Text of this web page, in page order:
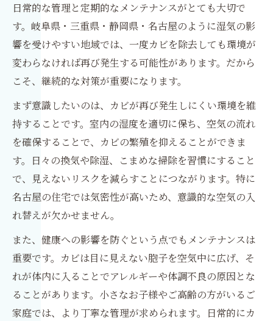
日常的な管理と定期的なメンテナンスがとても大切で
す。岐阜県・三重県・静岡県・名古屋のように湿気の影
響を受けやすい地域では、一度カビを除去しても環境が
変わらなければ再び発生する可能性があります。だから
こそ、継続的な対策が重要になります。
まず意識したいのは、カビが再び発生しにくい環境を維
持することです。室内の湿度を適切に保ち、空気の流れ
を確保することで、カビの繁殖を抑えることができま
す。日々の換気や除湿、こまめな掃除を習慣にすること
で、見えないリスクを減らすことにつながります。特に
名古屋の住宅では気密性が高いため、意識的な空気の入
れ替えが欠かせません。
また、健康への影響を防ぐという点でもメンテナンスは
重要です。カビは目に見えない胞子を空気中に広げ、そ
れが体内に入ることでアレルギーや体調不良の原因とな
ることがあります。小さなお子様やご高齢の方がいるご
家庭では、より丁寧な管理が求められます。日常的にカ